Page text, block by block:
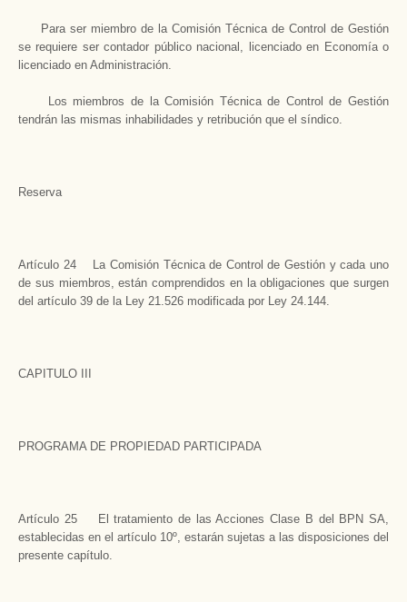
Para ser miembro de la Comisión Técnica de Control de Gestión
se requiere ser contador público nacional, licenciado en Economía o
licenciado en Administración.
Los miembros de la Comisión Técnica de Control de Gestión
tendrán las mismas inhabilidades y retribución que el síndico.
Reserva
Artículo 24 La Comisión Técnica de Control de Gestión y cada uno
de sus miembros, están comprendidos en la obligaciones que surgen
del artículo 39 de la Ley 21.526 modificada por Ley 24.144.
CAPITULO III
PROGRAMA DE PROPIEDAD PARTICIPADA
Artículo 25 El tratamiento de las Acciones Clase B del BPN SA,
establecidas en el artículo 10º, estarán sujetas a las disposiciones del
presente capítulo.